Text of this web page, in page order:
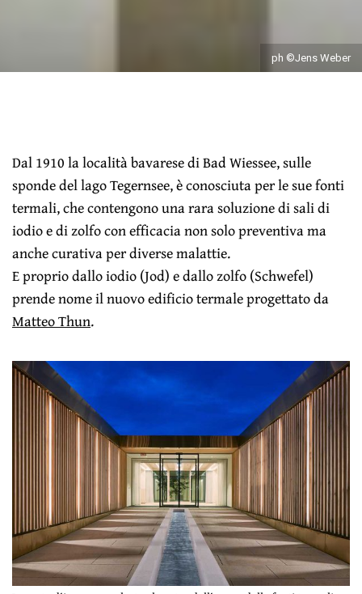
ph ©Jens Weber
Dal 1910 la località bavarese di Bad Wiessee, sulle
sponde del lago Tegernsee, è conosciuta per le sue fonti
termali, che contengono una rara soluzione di sali di
iodio e di zolfo con efficacia non solo preventiva ma
anche curativa per diverse malattie.
E proprio dallo iodio (Jod) e dallo zolfo (Schwefel)
prende nome il nuovo edificio termale progettato da
Matteo Thun.